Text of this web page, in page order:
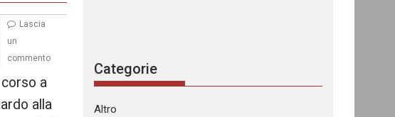
a
alla
Lascia
un
commento
Categorie
Altro